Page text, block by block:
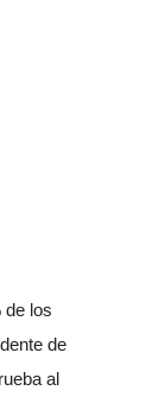
de los
de
al